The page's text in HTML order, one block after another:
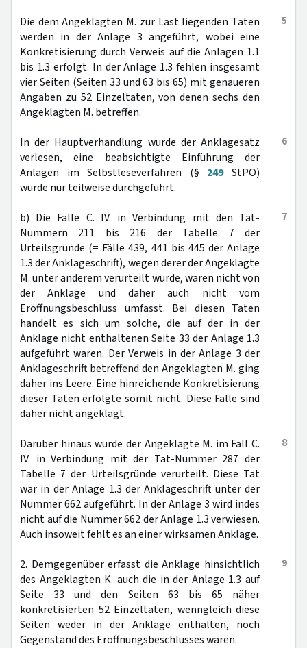
5
Die dem Angeklagten M. zur Last liegenden Taten
werden in der Anlage 3 angeführt, wobei eine
Konkretisierung durch Verweis auf die Anlagen 1.1
bis 1.3 erfolgt. In der Anlage 1.3 fehlen insgesamt
vier Seiten (Seiten 33 und 63 bis 65) mit genaueren
Angaben zu 52 Einzeltaten, von denen sechs den
Angeklagten M. betreffen.
6
In der Hauptverhandlung wurde der Anklagesatz
verlesen, eine beabsichtigte Einführung der
Anlagen im Selbstleseverfahren (§ 249StPO)
wurde nur teilweise durchgeführt.
7
b) Die Fälle C. IV. in Verbindung mit den Tat-
Nummern 211 bis 216 der Tabelle 7 der
Urteilsgründe (= Fälle 439, 441 bis 445 der Anlage
1.3 der Anklageschrift), wegen derer der Angeklagte
M. unter anderem verurteilt wurde, waren nicht von
der Anklage und daher auch nicht vom
Eröffnungsbeschluss umfasst. Bei diesen Taten
handelt es sich um solche, die auf der in der
Anklage nicht enthaltenen Seite 33 der Anlage 1.3
aufgeführt waren. Der Verweis in der Anlage 3 der
Anklageschrift betreffend den Angeklagten M. ging
daher ins Leere. Eine hinreichende Konkretisierung
dieser Taten erfolgte somit nicht. Diese Fälle sind
daher nicht angeklagt.
8
Darüber hinaus wurde der Angeklagte M. im Fall C.
IV. in Verbindung mit der Tat-Nummer 287 der
Tabelle 7 der Urteilsgründe verurteilt. Diese Tat
war in der Anlage 1.3 der Anklageschrift unter der
Nummer 662 aufgeführt. In der Anlage 3 wird indes
nicht auf die Nummer 662 der Anlage 1.3 verwiesen.
Auch insoweit fehlt es an einer wirksamen Anklage.
9
2. Demgegenüber erfasst die Anklage hinsichtlich
des Angeklagten K. auch die in der Anlage 1.3 auf
Seite 33 und den Seiten 63 bis 65 näher
konkretisierten 52 Einzeltaten, wenngleich diese
Seiten weder in der Anklage enthalten, noch
Gegenstand des Eröffnungsbeschlusses waren.